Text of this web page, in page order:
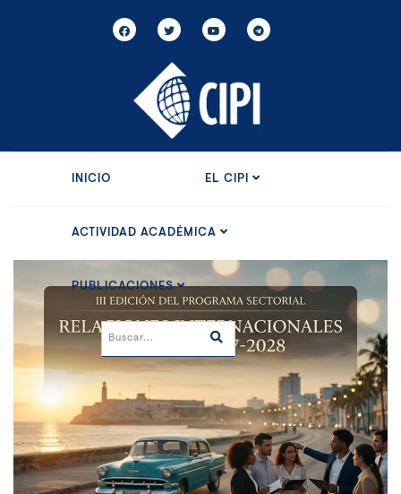
INICIO EL CIPI
ACTIVIDAD ACADÉMICA
PUBLICACIONES